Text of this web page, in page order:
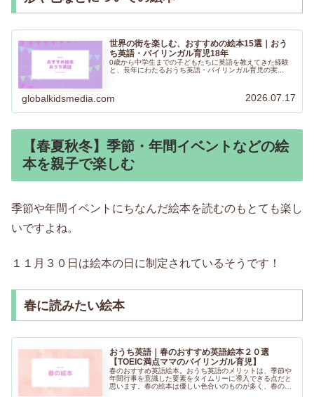
世界の街を楽しむ、おすすめの絵本15選｜おう
ち英語・バイリンガル育児18年
0歳から中学生までの子どもたちに英語を教えてきた経験
と、長年にわたるおうち英語・バイリンガル育児の実...
globalkidsmedia.com 2026.07.17
【春夏秋冬】季節・年間イベントなどの絵
本を親子で楽しむ
季節や年間イベントにちなんだ絵本を読むのもとても楽し
いですよね。
１１月３０日は絵本の日に制定されているそうです！
春に読みたい絵本
おうち英語｜春のおすすめ英語絵本２０選
【TOEIC満点ママのバイリンガル育児】
春のおすすめ英語絵本。おうち英語のメリットは、季節や
年間行事を意識した要素をタイムリーに導入できる点だと
思います。春の絵本は優しい色合いのものが多く、春のワ